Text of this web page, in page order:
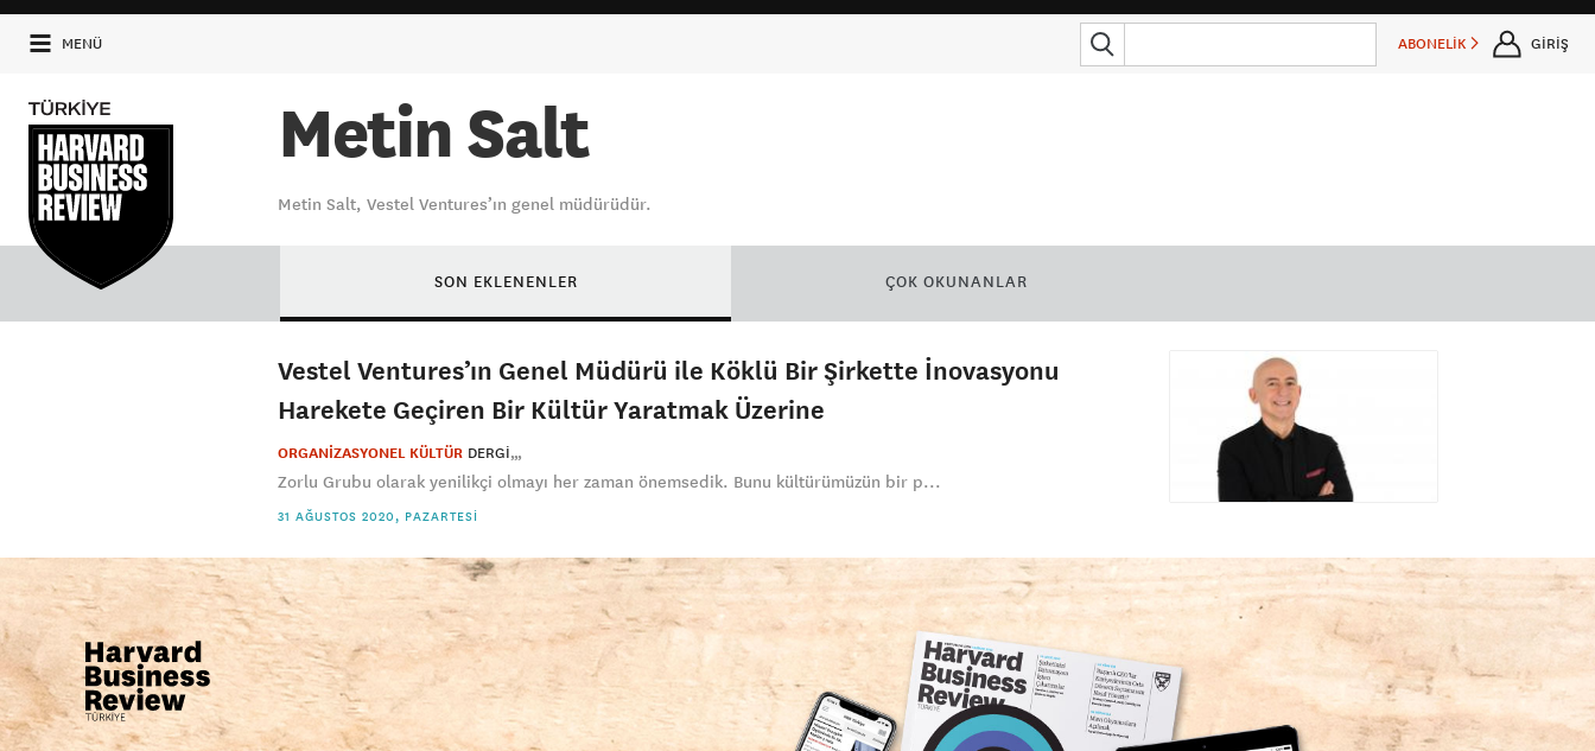
MENÜ ABONELİK GİRİŞ
Metin Salt
Metin Salt, Vestel Ventures’ın genel müdürüdür.
SON EKLENENLER ÇOK OKUNANLAR
Vestel Ventures’ın Genel Müdürü ile Köklü Bir Şirkette İnovasyonu
Harekete Geçiren Bir Kültür Yaratmak Üzerine
ORGANİZASYONEL KÜLTÜR DERGI
Zorlu Grubu olarak yenilikçi olmayı her zaman önemsedik. Bunu kültürümüzün bir p...
31 AĞUSTOS 2020, PAZARTESI